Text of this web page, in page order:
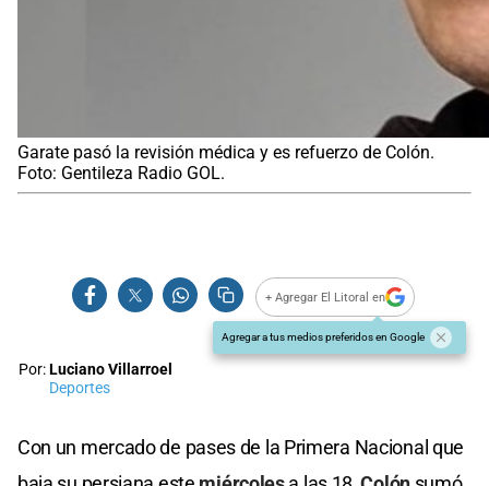
Garate pasó la revisión médica y es refuerzo de Colón.
Foto: Gentileza Radio GOL.
+ Agregar El Litoral en
Agregar a tus medios preferidos en Google
Por:Luciano Villarroel
Deportes
Con un mercado de pases de la Primera Nacional que